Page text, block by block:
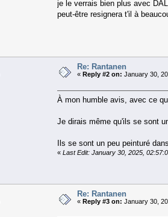
je le verrais bien plus avec
peut-être resignera t'il à
Re: Rantanen
« Reply #2 on: January 30,
À mon humble avis, avec ce
Je dirais même qu'ils se sont
Ils se sont un peu peinturé
«Last Edit: January 30, 2025,
Re: Rantanen
« Reply #3 on: January 30,